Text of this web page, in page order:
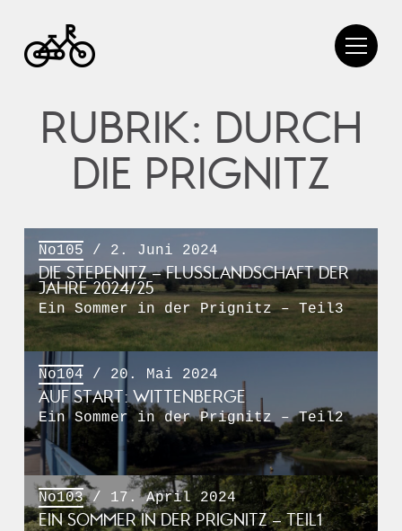
RUBRIK: DURCH
DIE PRIGNITZ
No105 / 2. Juni 2024
DIE STEPENITZ – FLUSSLANDSCHAFT DER
JAHRE 2024/25
Ein Sommer in der Prignitz – Teil3
No104 / 20. Mai 2024
AUF START: WITTENBERGE
Ein Sommer in der Prignitz – Teil2
No103/ 17. April 2024
EIN SOMMER IN DER PRIGNITZ – TEIL1